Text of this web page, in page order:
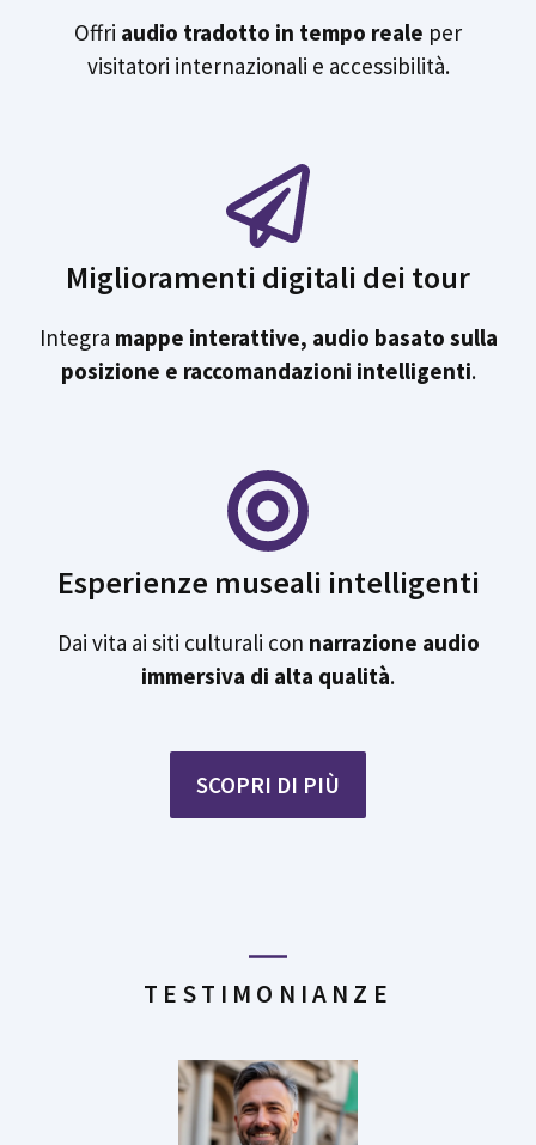
Offri audio tradotto in tempo reale per
visitatori internazionali e accessibilità.
Miglioramenti digitali dei tour
Integra mappe interattive, audio basato sulla
posizione e raccomandazioni intelligenti.
Esperienze museali intelligenti
Dai vita ai siti culturali con narrazione audio
immersiva di alta qualità.
SCOPRI DI PIÙ
TESTIMONIANZE